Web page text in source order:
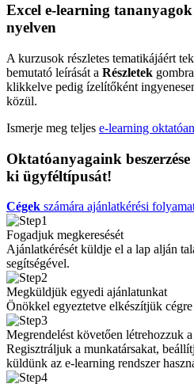
Excel e-learning
nyelven
A kurzusok részletes tematikájáért
bemutató leírását a Részletek
klikkelve pedig ízelítőként
közül.
Ismerje meg teljes e-learning
Oktatóanyagaink beszerzése
ki ügyféltípusát!
Cégek számára ajánlatkérési
Fogadjuk megkeresését
Ajánlatkérését küldje el a lap alján
segítségével.
Megküldjük egyedi ajánlatunkat
Önökkel egyeztetve elkészítjük
Megrendelést követően létrehozzuk
Regisztráljuk a munkatársakat,
küldünk az e-learning rendszer